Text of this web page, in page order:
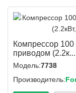
Компрессор
приводом (2.2к...
Модель:7738
Производитель: